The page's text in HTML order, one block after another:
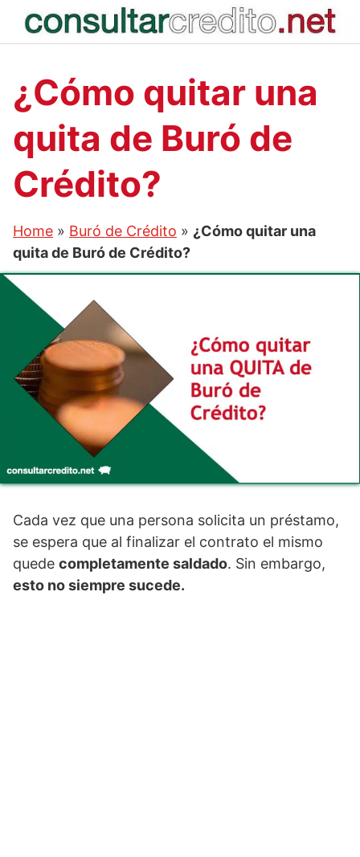
Saltar
¿Cómo quitar una
quita de Buró de
Crédito?
Home » Buró de Crédito » ¿Cómo quitar una
quita de Buró de Crédito?
Cada vez que una persona solicita un préstamo,
se espera que al finalizar el contrato el mismo
quede completamente saldado. Sin embargo,
esto no siempre sucede.